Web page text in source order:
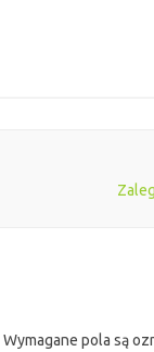
Wymagane pola są